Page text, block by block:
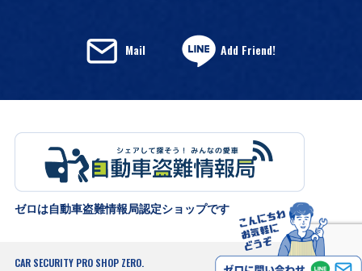
Mail Add Friend!
ゼロは自動車盗難情報局認定ショップです
CAR SECURITY PRO SHOP ZERO.